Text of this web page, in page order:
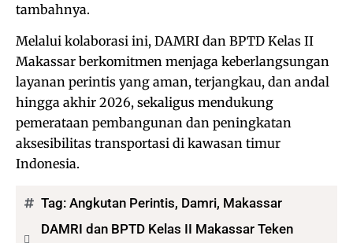
tambahnya.
Melalui kolaborasi ini, DAMRI dan BPTD Kelas II
Makassar berkomitmen menjaga keberlangsungan
layanan perintis yang aman, terjangkau, dan andal
hingga akhir 2026, sekaligus mendukung
pemerataan pembangunan dan peningkatan
aksesibilitas transportasi di kawasan timur
Indonesia.
Tag: Angkutan Perintis, Damri, Makassar
DAMRI dan BPTD Kelas II Makassar Teken